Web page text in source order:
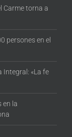
Carme torna a
persones en el
Integral: «La fe
en la